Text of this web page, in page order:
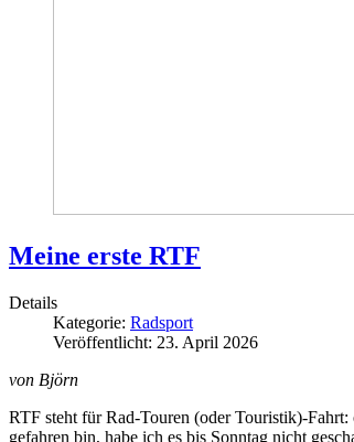
Meine erste RTF
Details
Kategorie: Radsport
Veröffentlicht: 23. April 2026
von Björn
RTF steht für Rad-Touren (oder Touristik)-
gefahren bin, habe ich es bis Sonntag nicht